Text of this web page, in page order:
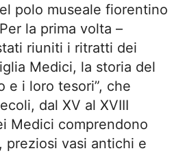
polo museale fiorentino
la prima volta –
riuniti i ritratti dei
Medici, la storia del
e i loro tesori”, che
dal XV al XVIII
Medici comprendono
preziosi vasi antichi e